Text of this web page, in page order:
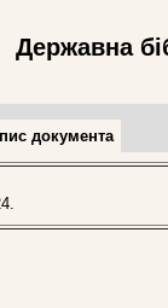
Державна
документа